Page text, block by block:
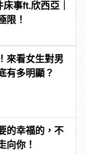
事ft.欣西亞｜
限！
來看女生對男
有多明顯？
的幸福的，不
向你！